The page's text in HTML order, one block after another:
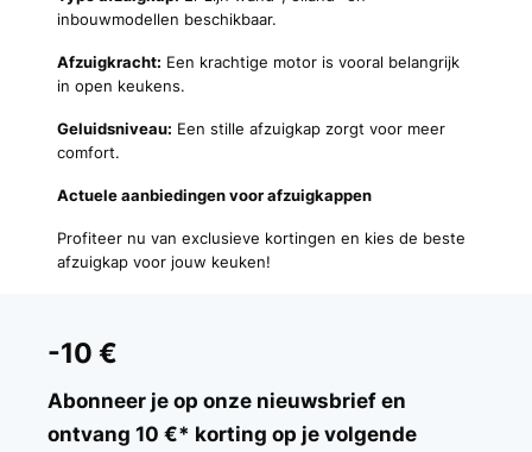
inbouwmodellen beschikbaar.
Afzuigkracht: Een krachtige motor is vooral belangrijk
in open keukens.
Geluidsniveau: Een stille afzuigkap zorgt voor meer
comfort.
Actuele aanbiedingen voor afzuigkappen
Profiteer nu van exclusieve kortingen en kies de beste
afzuigkap voor jouw keuken!
-10 €
Abonneer je op onze nieuwsbrief en
ontvang 10 €* korting op je volgende